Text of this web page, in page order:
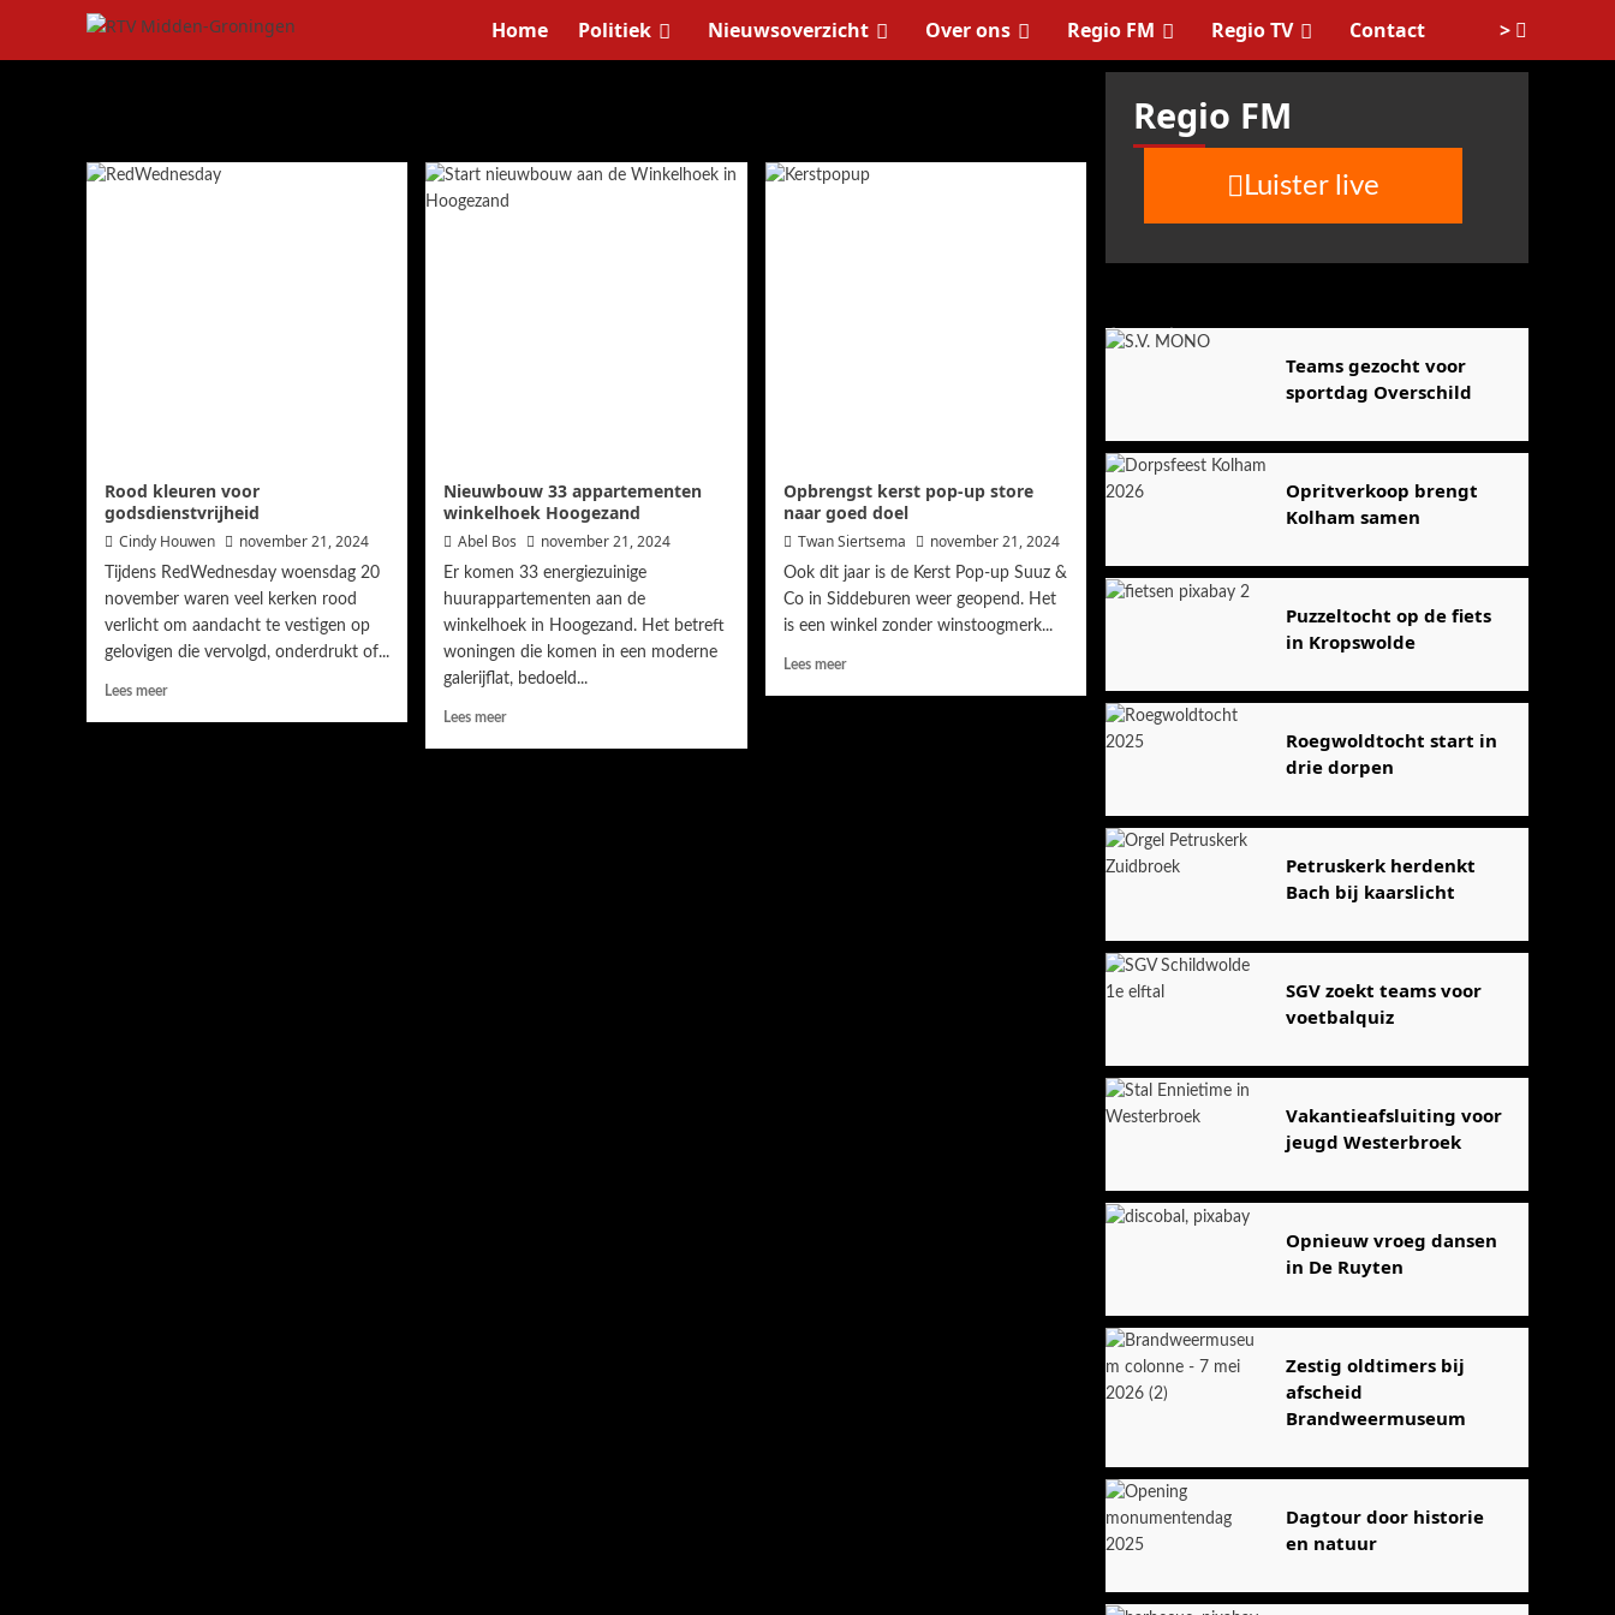
de
Home Politiek Nieuwsoverzicht Over ons Regio FM Regio TV Contact >
Rood kleuren voor
godsdienstvrijheid
Cindy Houwen november 21, 2024
Tijdens RedWednesday woensdag 20
november waren veel kerken rood
verlicht om aandacht te vestigen op
gelovigen die vervolgd, onderdrukt of...
Lees meer
Nieuwbouw 33 appartementen
winkelhoek Hoogezand
Abel Bos november 21, 2024
Er komen 33 energiezuinige
huurappartementen aan de
winkelhoek in Hoogezand. Het betreft
woningen die komen in een moderne
galerijflat, bedoeld...
Lees meer
Opbrengst kerst pop-up store
naar goed doel
Twan Siertsema november 21, 2024
Ook dit jaar is de Kerst Pop-up Suuz &
Co in Siddeburen weer geopend. Het
is een winkel zonder winstoogmerk...
Lees meer
Regio FM
Luister live
Agenda
Teams gezocht voor
sportdag Overschild
Opritverkoop brengt
Kolham samen
Puzzeltocht op de fiets
in Kropswolde
Roegwoldtocht start in
drie dorpen
Petruskerk herdenkt
Bach bij kaarslicht
SGV zoekt teams voor
voetbalquiz
Vakantieafsluiting voor
jeugd Westerbroek
Opnieuw vroeg dansen
in De Ruyten
Zestig oldtimers bij
afscheid
Brandweermuseum
Dagtour door historie
en natuur